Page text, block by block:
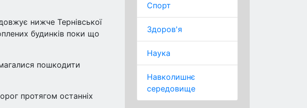
Спорт
Здоров'я
Наука
Навколишнє
середовище
нижче Тернівської
будинків поки що
пошкодити
протягом останніх